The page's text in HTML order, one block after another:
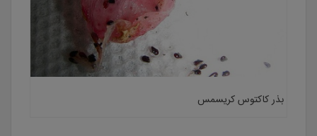
بذر کاکتوس کریسمس